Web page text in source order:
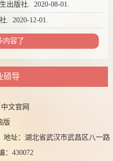
出版社. 2020-08-01.
. 2020-12-01.
内容了
硕导
中文官网
版
址：湖北省武汉市武昌区八一路
：430072